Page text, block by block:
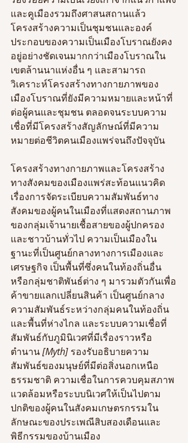
และคูเมืองรวมถึงศาสนสถานแล้ว
โครงสร้างความเป็นชุมชนและองค์
ประกอบของความเป็นเมืองโบราณยังคง
อยู่อย่างชัดเจนมากกว่าเมืองโบราณใน
เขตล้านนาแห่งอื่น ๆ และสามารถ
วิเคราะห์โครงสร้างทางกายภาพของ
เมืองโบราณที่ยังมีความหมายและหน้าที่
ต่อผู้คนและชุมชน ตลอดจนระบบความ
เชื่อที่มีโครงสร้างสัญลักษณ์ที่มีความ
หมายต่อชีวิตคนเมืองแพร่จนถึงปัจจุบัน
โครงสร้างทางกายภาพและโครงสร้าง
ทางสังคมของเมืองแพร่สะท้อนแนวคิด
เรื่องการจัดระเบียบความสัมพันธ์ทาง
สังคมของผู้คนในเมืองที่แสดงสถานภาพ
ของกลุ่มเจ้านายเชื้อสายของผู้ปกครอง
และชาวบ้านทั่วไป ความเป็นเมืองใน
ฐานะที่เป็นศูนย์กลางทางการเมืองและ
เศรษฐกิจ เป็นพื้นที่ซึ่งคนในท้องถิ่นอื่น
หรือกลุ่มชาติพันธ์ต่าง ๆ มารวมตัวกันเพื่อ
ค้าขายแลกเปลี่ยนสินค้า เป็นศูนย์กลาง
ความสัมพันธ์ระหว่างกลุ่มคนในท้องถิ่น
และพื้นที่ห่างไกล และระบบความเชื่อที่
สัมพันธ์กับภูมินิเวศที่มีเรื่องราวหรือ
ตำนาน [Myth] รองรับอธิบายความ
สัมพันธ์ของมนุษย์ที่มีต่อสิ่งนอกเหนือ
ธรรมชาติ ความเชื่อในการควบคุมสภาพ
แวดล้อมหรือระบบนิเวศให้เป็นไปตาม
ปกติของผู้คนในสังคมเกษตรกรรมใน
ลักษณะของประเพณีสิบสองเดือนและ
พิธีกรรมของบ้านเมือง